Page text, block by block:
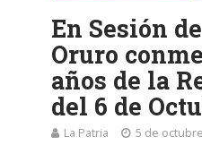
En Sesión
Oruro
años de la
del 6 de
La Patria 5 de